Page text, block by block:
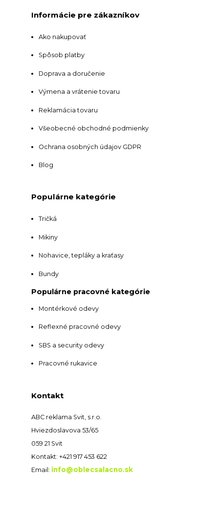
Informácie pre zákazníkov
Ako nakupovať
Spôsob platby
Doprava a doručenie
Výmena a vrátenie tovaru
Reklamácia tovaru
Všeobecné obchodné podmienky
Ochrana osobných údajov GDPR
Blog
Populárne kategórie
Tričká
Mikiny
Nohavice, tepláky a kraťasy
Bundy
Populárne pracovné kategórie
Montérkové odevy
Reflexné pracovné odevy
SBS a security odevy
Pracovné rukavice
Kontakt
ABC reklama Svit, s.r.o.
Hviezdoslavova 53/65
059 21 Svit
Kontakt: +421 917 453 622
Email: info@oblecsalacno.sk